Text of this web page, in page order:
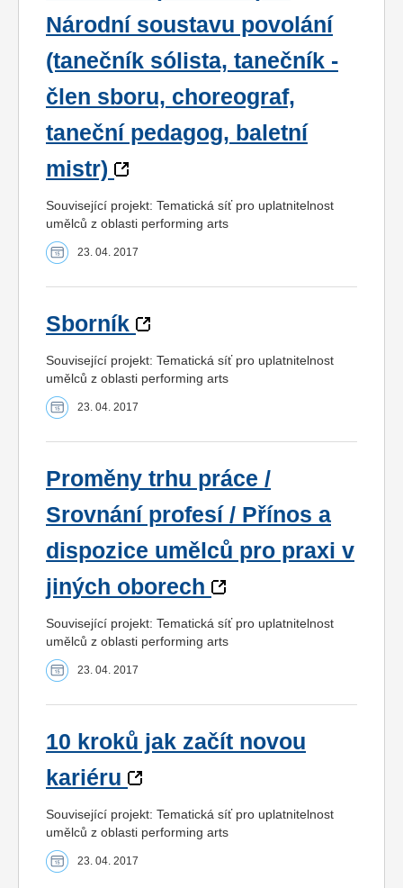
Národní soustavu povolání
(tanečník sólista, tanečník -
člen sboru, choreograf,
taneční pedagog, baletní
mistr)
Související projekt: Tematická síť pro uplatnitelnost
umělců z oblasti performing arts
23. 04. 2017
Sborník
Související projekt: Tematická síť pro uplatnitelnost
umělců z oblasti performing arts
23. 04. 2017
Proměny trhu práce /
Srovnání profesí / Přínos a
dispozice umělců pro praxi v
jiných oborech
Související projekt: Tematická síť pro uplatnitelnost
umělců z oblasti performing arts
23. 04. 2017
10 kroků jak začít novou
kariéru
Související projekt: Tematická síť pro uplatnitelnost
umělců z oblasti performing arts
23. 04. 2017